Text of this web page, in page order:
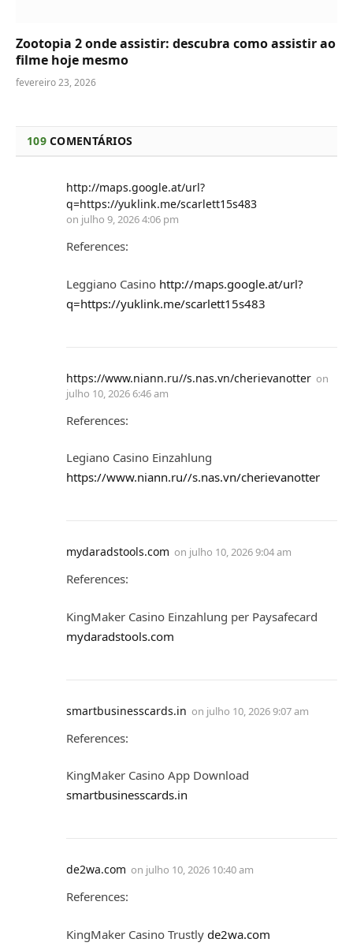
Zootopia 2 onde assistir: descubra como assistir ao
filme hoje mesmo
fevereiro 23, 2026
109COMENTÁRIOS
http://maps.google.at/url?
q=https://yuklink.me/scarlett15s483
on julho 9, 2026 4:06 pm
References:
Leggiano Casino http://maps.google.at/url?
q=https://yuklink.me/scarlett15s483
https://www.niann.ru//s.nas.vn/cherievanotter on
julho 10, 2026 6:46 am
References:
Legiano Casino Einzahlung
https://www.niann.ru//s.nas.vn/cherievanotter
mydaradstools.com on julho 10, 2026 9:04 am
References:
KingMaker Casino Einzahlung per Paysafecard
mydaradstools.com
smartbusinesscards.in on julho 10, 2026 9:07 am
References:
KingMaker Casino App Download
smartbusinesscards.in
de2wa.com on julho 10, 2026 10:40 am
References:
KingMaker Casino Trustly de2wa.com